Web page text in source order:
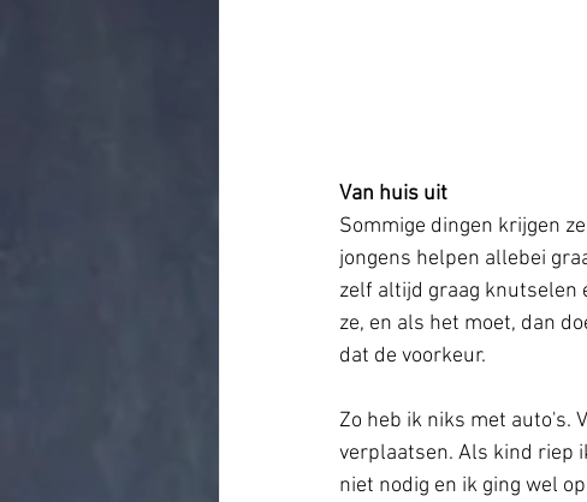
Van huis uit
Sommige dingen krijgen
jongens helpen allebei
zelf altijd graag knutselen
ze, en als het moet, dan
dat de voorkeur.
Zo heb ik niks met auto's.
verplaatsen. Als kind riep
niet nodig en ik ging wel